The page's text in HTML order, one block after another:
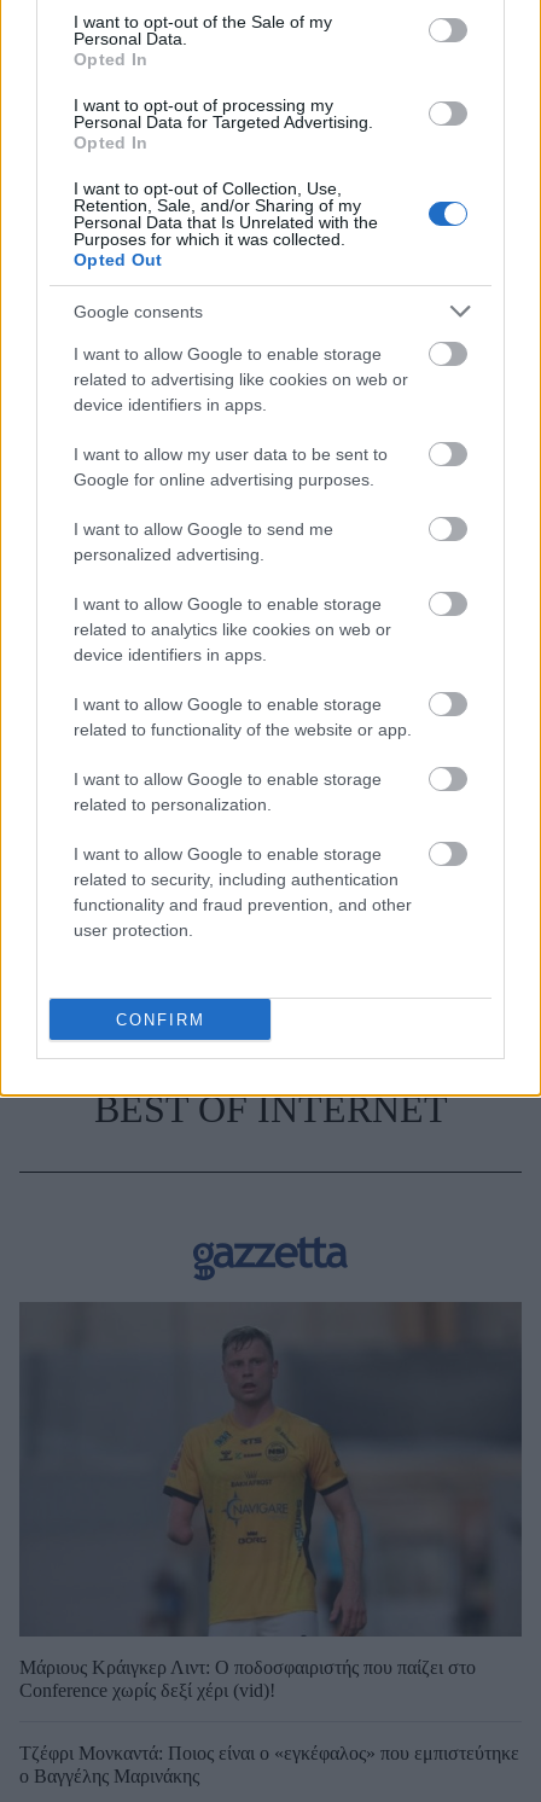
consent section.
I want to opt-out of the Sale of my
Personal Data.
Opted In
I want to opt-out of processing my
Personal Data for Targeted Advertising.
Opted In
I want to opt-out of Collection, Use,
Retention, Sale, and/or Sharing of my
Personal Data that Is Unrelated with the
Purposes for which it was collected.
Opted Out
Google consents
I want to allow Google to enable storage
related to advertising like cookies on web or
device identifiers in apps.
I want to allow my user data to be sent to
Google for online advertising purposes.
I want to allow Google to send me
personalized advertising.
I want to allow Google to enable storage
related to analytics like cookies on web or
device identifiers in apps.
I want to allow Google to enable storage
related to functionality of the website or app.
I want to allow Google to enable storage
related to personalization.
I want to allow Google to enable storage
related to security, including authentication
functionality and fraud prevention, and other
user protection.
CONFIRM
ΔΙΑΒΑΖΟΝΤΑΙ ΤΩΡΑ
Οι μαμάκηδες του ζωδιακού: Αυτά τα ζώδια είναι
συνήθως κολλημένα στη μαμά τους
Τα 6 σημεία του σπιτιού που δεν χρειάζεται να
καθαρίζεις κάθε εβδομάδα
3-3-3 rule: Ο κανόνας που θα αλλάξει τον τρόπο
που ντύνεσαι
ΤΑΤΟΥΑΖ
BEST OF INTERNET
Μάριους Κράιγκερ Λιντ: Ο ποδοσφαιριστής που παίζει στο
Conference χωρίς δεξί χέρι (vid)!
Τζέφρι Μονκαντά: Ποιος είναι ο «εγκέφαλος» που εμπιστεύτηκε
ο Βαγγέλης Μαρινάκης